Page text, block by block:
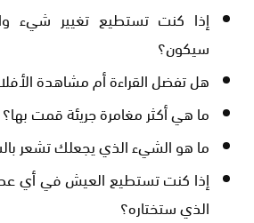
إذا كنت تستطيع تغيير شيء
سيكون؟
هل تفضل القراءة أم مشاهدة
ما هي أكثر مغامرة جريئة قمت بها؟
ما هو الشيء الذي يجعلك تشعر
إذا كنت تستطيع العيش في أي
الذي ستختاره؟